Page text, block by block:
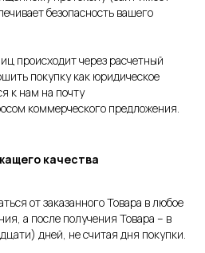
безопасность вашего
происходит через расчетный
покупку как юридическое
к нам на почту
коммерческого предложения.
качества
от заказанного Товара в любое
а после получения Товара – в
дней, не считая дня покупки.